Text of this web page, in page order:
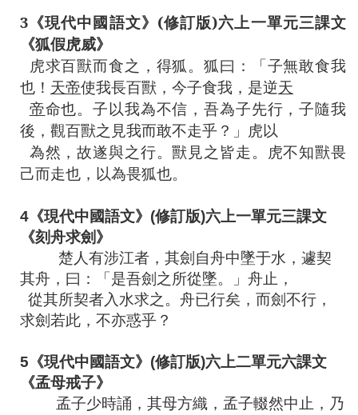
3 《現代中國語文》 (修訂版)六上一單元三課文
《狐假虎威》
虎求百獸而食之，得狐。狐曰：「子無敢食我
也！ 天帝使我長百獸，今子食我，是逆天
帝命也。子以我為不信，吾為子先行，子隨我
後，觀百獸之見我而敢不走乎？」虎以
為然，故遂與之行。獸見之皆走。虎不知獸畏
己而走也，以為畏狐也。
4 《現代中國語文》 (修訂版)六上一單元三課文
《刻舟求劍》
楚人有涉江者，其劍自舟中墜于水，遽契
其舟，曰：「是吾劍之所從墜。」舟止，
從其所契者入水求之。舟已行矣，而劍不行，
求劍若此，不亦惑乎？
5 《現代中國語文》 (修訂版)六上二單元六課文
《孟母戒子》
孟子少時誦，其母方織，孟子輟然中止，乃